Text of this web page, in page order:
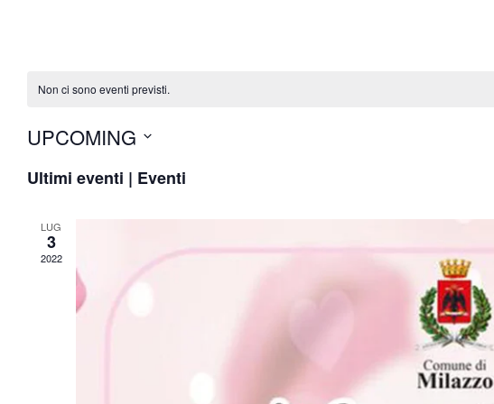
Non ci sono eventi previsti.
UPCOMING
la
Ultimi eventi | Eventi
LUG
3
2022